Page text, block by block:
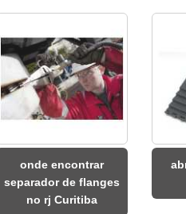
onde encontrar
separador de flanges
no rj Curitiba